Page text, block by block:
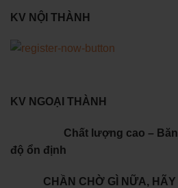
KV NỘI THÀNH
KV NGOẠI THÀNH
Chất lượng cao –
độ ổn định
CHẦN CHỜ GÌ NỮA,